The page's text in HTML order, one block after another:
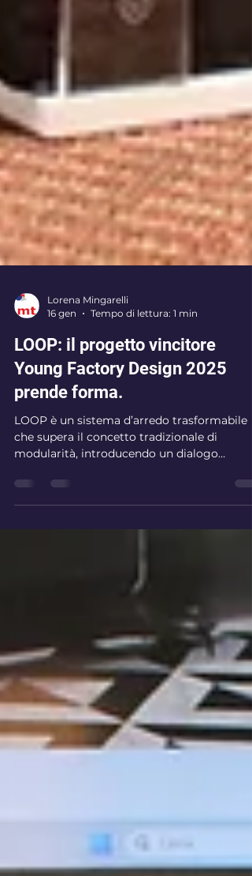
16 gen
Tempo di lettura: 1 min
LOOP: il progetto vincitore
Young Factory Design 2025
prende forma.
LOOP è un sistema d’arredo trasformabile
che supera il concetto tradizionale di
modularità, introducendo un dialogo
promosso da Confindustria Salerno, il
in MTplex attraverso la lavorazione del
metacrilato piegato. Un unico sistema
composto da due elementi, capace di
adattarsi a diverse configurazioni e di
rispondere alle esigenze degli spazi